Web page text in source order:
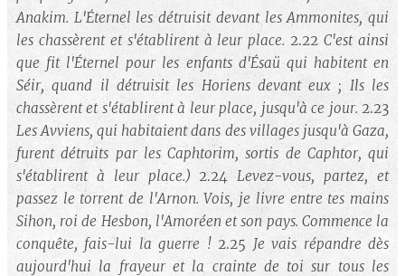
Anakim. L'Éternel les détruisit devant les Ammonites, qui
les chassèrent et s'établirent à leur place. 2.22 C'est ainsi
que fit l'Éternel pour les enfants d'Ésaü qui habitent en
Séir, quand il détruisit les Horiens devant eux ; Ils les
chassèrent et s'établirent à leur place, jusqu'à ce jour. 2.23
Les Avviens, qui habitaient dans des villages jusqu'à Gaza,
furent détruits par les Caphtorim, sortis de Caphtor, qui
s'établirent à leur place.) 2.24 Levez-vous, partez, et
passez le torrent de l'Arnon. Vois, je livre entre tes mains
Sihon, roi de Hesbon, l'Amoréen et son pays. Commence la
conquête, fais-lui la guerre ! 2.25 Je vais répandre dès
aujourd'hui la frayeur et la crainte de toi sur tous les